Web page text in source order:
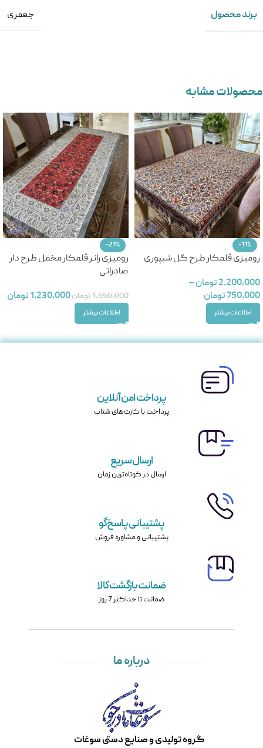
برند محصول جعفری
محصولات مشابه
-11%
رومیزی قلمکار طرح گل شیپوری
2,200,000تومان–
750,000تومان
اطلاعات بیشتر
-21%
رومیزی رانر قلمکار مخمل طرح دار
صادراتی
1,550,000تومان1,230,000تومان
اطلاعات بیشتر
پرداخت امن آنلاین
پرداخت با کارت‌های شتاب
ارسال سریع
ارسال در کوتاه‌ترین زمان
پشتیبانی پاسخ‌گو
پشتیبانی و مشاوره فروش
ضمانت بازگشت کالا
ضمانت تا حداکثر 7 روز
درباره ما
گروه تولیدی و صنایع دستی سوغات